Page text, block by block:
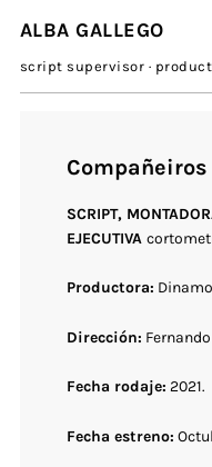
ALBA GALLEGO
script supervisor ·
SCRIPT,
EJECUTIVA
Productora:
Dirección:
Fecha rodaje: 2021.
Fecha estreno: